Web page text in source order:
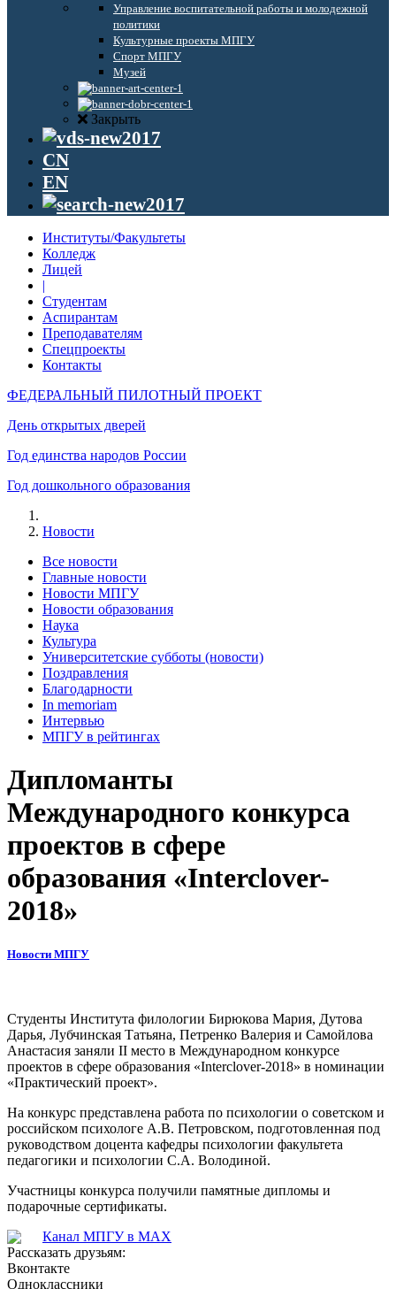
Управление воспитательной работы и молодежной
политики
Культурные проекты МПГУ
Спорт МПГУ
Музей
Закрыть
CN
EN
Институты/Факультеты
Колледж
Лицей
|
Студентам
Аспирантам
Преподавателям
Спецпроекты
Контакты
ФЕДЕРАЛЬНЫЙ ПИЛОТНЫЙ ПРОЕКТ
День открытых дверей
Год единства народов России
Год дошкольного образования
Новости
Все новости
Главные новости
Новости МПГУ
Новости образования
Наука
Культура
Университетские субботы (новости)
Поздравления
Благодарности
In memoriam
Интервью
МПГУ в рейтингах
Дипломанты
Международного конкурса
проектов в сфере
образования «Interclover-
2018»
Новости МПГУ
Студенты Института филологии Бирюкова Мария, Дутова
Дарья, Лубчинская Татьяна, Петренко Валерия и Самойлова
Анастасия заняли II место в Международном конкурсе
проектов в сфере образования «Interclover-2018» в номинации
«Практический проект».
На конкурс представлена работа по психологии о советском и
российском психологе А.В. Петровском, подготовленная под
руководством доцента кафедры психологии факультета
педагогики и психологии С.А. Володиной.
Участницы конкурса получили памятные дипломы и
подарочные сертификаты.
Канал МПГУ в MAX
Рассказать друзьям:
Вконтакте
Одноклассники